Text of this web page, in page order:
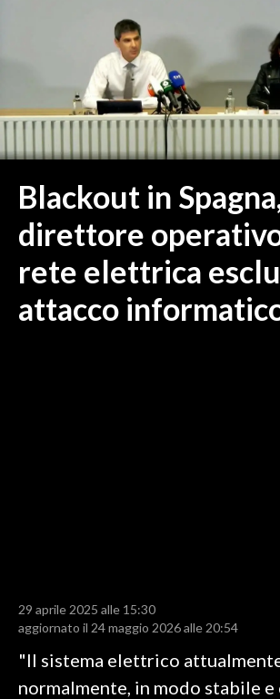
ORISTANO E PROVINCIA
SASSARI E PROVINCIA
NUORO E PROVINCIA
ITALIA
MONDO
POLITICA
CALCIO
CALCIO REGIONALE
BASKET
VOLLEY
Blackout in
direttore
rete elettrica
attacco
29 aprile 2025 alle 15:30
aggiornato il 24 maggio 2026 alle 20:54
"Il sistema elettrico
normalmente, in modo stabile